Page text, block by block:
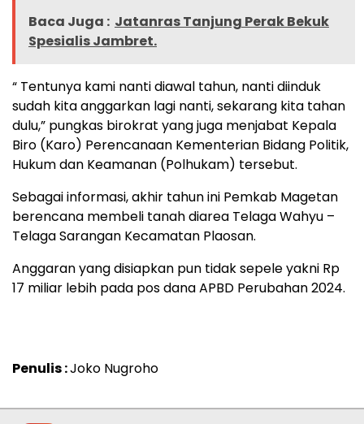
Baca Juga : Jatanras Tanjung Perak Bekuk
Spesialis Jambret.
“ Tentunya kami nanti diawal tahun, nanti diinduk
sudah kita anggarkan lagi nanti, sekarang kita tahan
dulu,” pungkas birokrat yang juga menjabat Kepala
Biro (Karo) Perencanaan Kementerian Bidang Politik,
Hukum dan Keamanan (Polhukam) tersebut.
Sebagai informasi, akhir tahun ini Pemkab Magetan
berencana membeli tanah diarea Telaga Wahyu –
Telaga Sarangan Kecamatan Plaosan.
Anggaran yang disiapkan pun tidak sepele yakni Rp
17 miliar lebih pada pos dana APBD Perubahan 2024.
Penulis :Joko Nugroho